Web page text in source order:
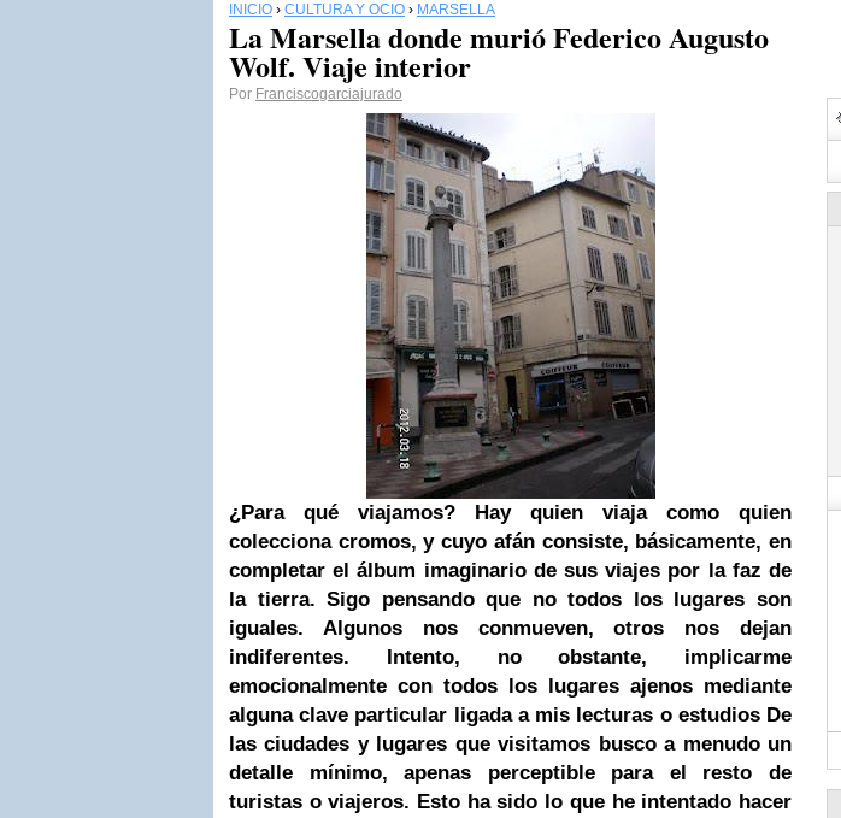
INICIO › CULTURA Y OCIO › MARSELLA
La Marsella donde murió Federico Augusto
Wolf. Viaje interior
Por Franciscogarciajurado
¿Para qué viajamos? Hay quien viaja como quien
colecciona cromos, y cuyo afán consiste, básicamente, en
completar el álbum imaginario de sus viajes por la faz de
la tierra. Sigo pensando que no todos los lugares son
iguales. Algunos nos conmueven, otros nos dejan
indiferentes. Intento, no obstante, implicarme
emocionalmente con todos los lugares ajenos mediante
alguna clave particular ligada a mis lecturas o estudios De
las ciudades y lugares que visitamos busco a menudo un
detalle mínimo, apenas perceptible para el resto de
turistas o viajeros. Esto ha sido lo que he intentado hacer